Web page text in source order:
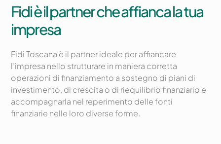
Fidi è il partner che affianca la tua
impresa
Fidi Toscana è il partner ideale per affiancare
l’impresa nello strutturare in maniera corretta
operazioni di finanziamento a sostegno di piani di
investimento, di crescita o di riequilibrio finanziario e
accompagnarla nel reperimento delle fonti
finanziarie nelle loro diverse forme.